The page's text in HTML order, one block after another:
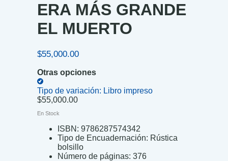
ERA MÁS GRANDE
EL MUERTO
$55,000.00
Otras opciones
Tipo de variación: Libro impreso
$55,000.00
En Stock
ISBN: 9786287574342
Tipo de Encuadernación: Rústica
bolsillo
Número de páginas: 376